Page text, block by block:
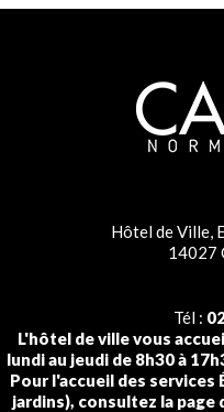
Hôtel de Ville,
14027
Tél :
L'hôtel de ville vous
lundi au jeudi de 8h30 à
Pour l'accueil des
jardins), consultez la page